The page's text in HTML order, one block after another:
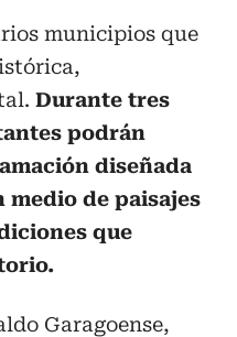
municipios que
Durante tres
podrán
diseñada
medio de paisajes
que
Garagoense,